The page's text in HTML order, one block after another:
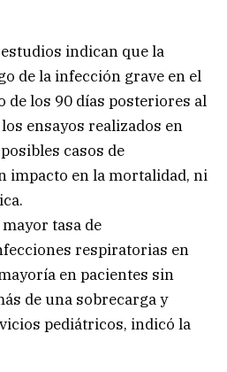
indican que la
de la infección grave en el
de los 90 días posteriores al
ensayos realizados en
casos de
impacto en la mortalidad, ni
tasa de
respiratorias en
en pacientes sin
de una sobrecarga y
pediátricos, indicó la